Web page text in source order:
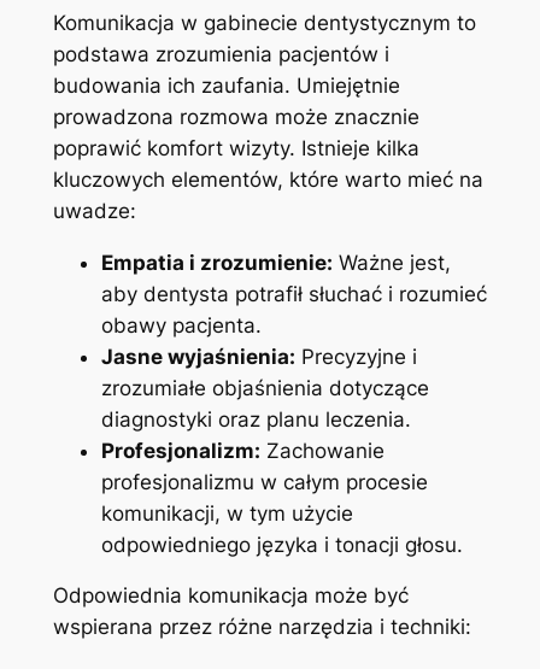
Komunikacja w gabinecie dentystycznym to
podstawa zrozumienia pacjentów i
budowania ich zaufania. Umiejętnie
prowadzona rozmowa może znacznie
poprawić komfort wizyty. Istnieje kilka
kluczowych elementów, które warto mieć na
uwadze:
Empatia i zrozumienie: Ważne jest,
aby dentysta potrafił słuchać i rozumieć
obawy pacjenta.
Jasne wyjaśnienia: Precyzyjne i
zrozumiałe objaśnienia dotyczące
diagnostyki oraz planu leczenia.
Profesjonalizm: Zachowanie
profesjonalizmu w całym procesie
komunikacji, w tym użycie
odpowiedniego języka i tonacji głosu.
Odpowiednia komunikacja może być
wspierana przez różne narzędzia i techniki: